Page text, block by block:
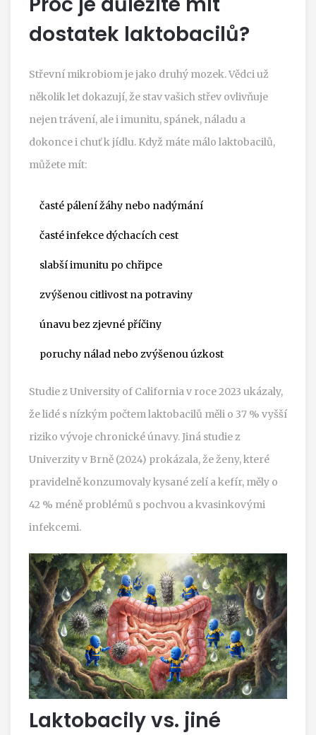
dostatek laktobacilů?
Střevní mikrobiom je jako druhý mozek. Vědci už
několik let dokazují, že stav vašich střev ovlivňuje
nejen trávení, ale i imunitu, spánek, náladu a
dokonce i chuť k jídlu. Když máte málo laktobacilů,
můžete mít:
časté pálení žáhy nebo nadýmání
časté infekce dýchacích cest
slabší imunitu po chřipce
zvýšenou citlivost na potraviny
únavu bez zjevné příčiny
poruchy nálad nebo zvýšenou úzkost
Studie z University of California v roce 2023 ukázaly,
že lidé s nízkým počtem laktobacilů měli o 37 % vyšší
riziko vývoje chronické únavy. Jiná studie z
Univerzity v Brně (2024) prokázala, že ženy, které
pravidelně konzumovaly kysané zelí a kefír, měly o
42 % méně problémů s pochvou a kvasinkovými
infekcemi.
Laktobacily vs. jiné